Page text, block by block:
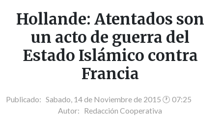
Hollande: Atentados son
un acto de guerra del
Estado Islámico contra
Francia
Publicado: Sabado, 14 de Noviembre de 2015 🕐 07:25
Autor: Redacción Cooperativa